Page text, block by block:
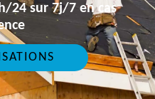
24 sur 7j/7 en cas